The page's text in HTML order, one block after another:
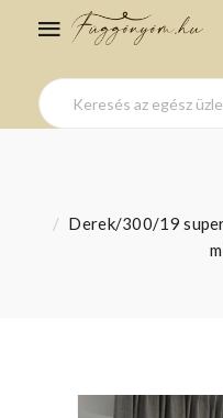
Derek/300/19